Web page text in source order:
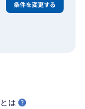
条件を変更する
とは